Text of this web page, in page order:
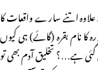
علاوہ اتنے سارے واقعات کا
کا نام بقرہ (گائے) ہی کیوں
ہے…؟ تخلیق آدم بھی تو